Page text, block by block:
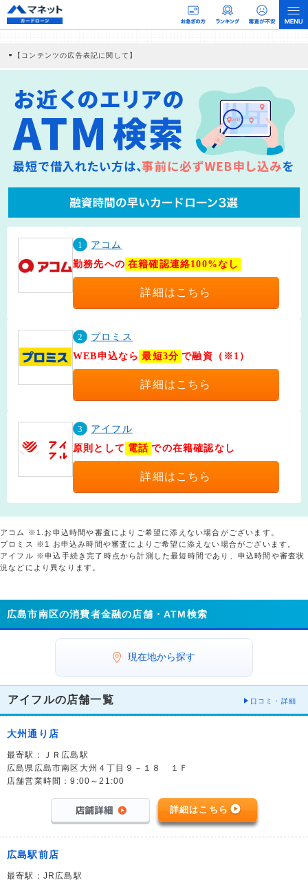
【コンテンツの広告表記に関して】
社に対して企業から紹介報酬が支払われるという収益モデルです。 ただし、特定の
商品を根拠なくPRするものではなく、当編集部の調査／ユーザーへの口コミ収集な
どに基づき、公平性を担保した情報提供を行っています。
>提携企業一覧
1
アコム
勤務先への 在籍確認連絡100%なし
詳細はこちら
2
プロミス
WEB申込なら 最短3分 で融資（※1）
詳細はこちら
3
アイフル
原則として 電話 での在籍確認なし
詳細はこちら
アコム ※1.お申込時間や審査によりご希望に添えない場合がございます。
プロミス ※1 お申込み時間や審査によりご希望に添えない場合がございます。
アイフル ※申込手続き完了時点から計測した最短時間であり、申込時間や審査状
況などにより異なります。
広島市南区の消費者金融の店舗・ATM検索
現在地から探す
アイフルの店舗一覧 口コミ・詳細
大州通り店
最寄駅：ＪＲ広島駅
広島県広島市南区大州４丁目９－１８ １Ｆ
店舗営業時間：9:00～21:00
詳細はこちら
広島駅前店
最寄駅：JR広島駅